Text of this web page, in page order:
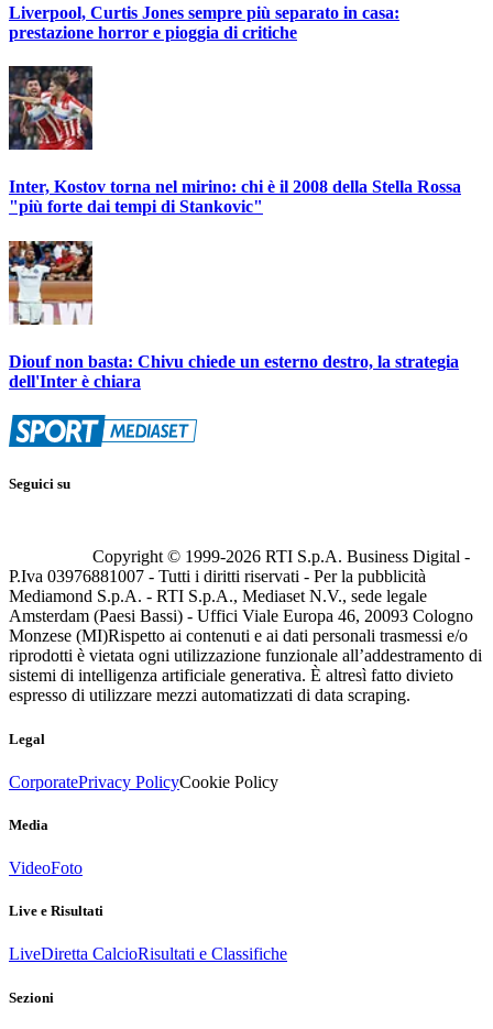
Liverpool, Curtis Jones sempre più separato in casa:
prestazione horror e pioggia di critiche
Inter, Kostov torna nel mirino: chi è il 2008 della Stella Rossa
"più forte dai tempi di Stankovic"
Diouf non basta: Chivu chiede un esterno destro, la strategia
dell'Inter è chiara
Seguici su
Copyright © 1999-2026 RTI S.p.A. Business Digital -
P.Iva 03976881007 - Tutti i diritti riservati - Per la pubblicità
Mediamond S.p.A. - RTI S.p.A., Mediaset N.V., sede legale
Amsterdam (Paesi Bassi) - Uffici Viale Europa 46, 20093 Cologno
Monzese (MI)Rispetto ai contenuti e ai dati personali trasmessi e/o
riprodotti è vietata ogni utilizzazione funzionale all’addestramento di
sistemi di intelligenza artificiale generativa. È altresì fatto divieto
espresso di utilizzare mezzi automatizzati di data scraping.
Legal
CorporatePrivacy PolicyCookie Policy
Media
VideoFoto
Live e Risultati
LiveDiretta CalcioRisultati e Classifiche
Sezioni